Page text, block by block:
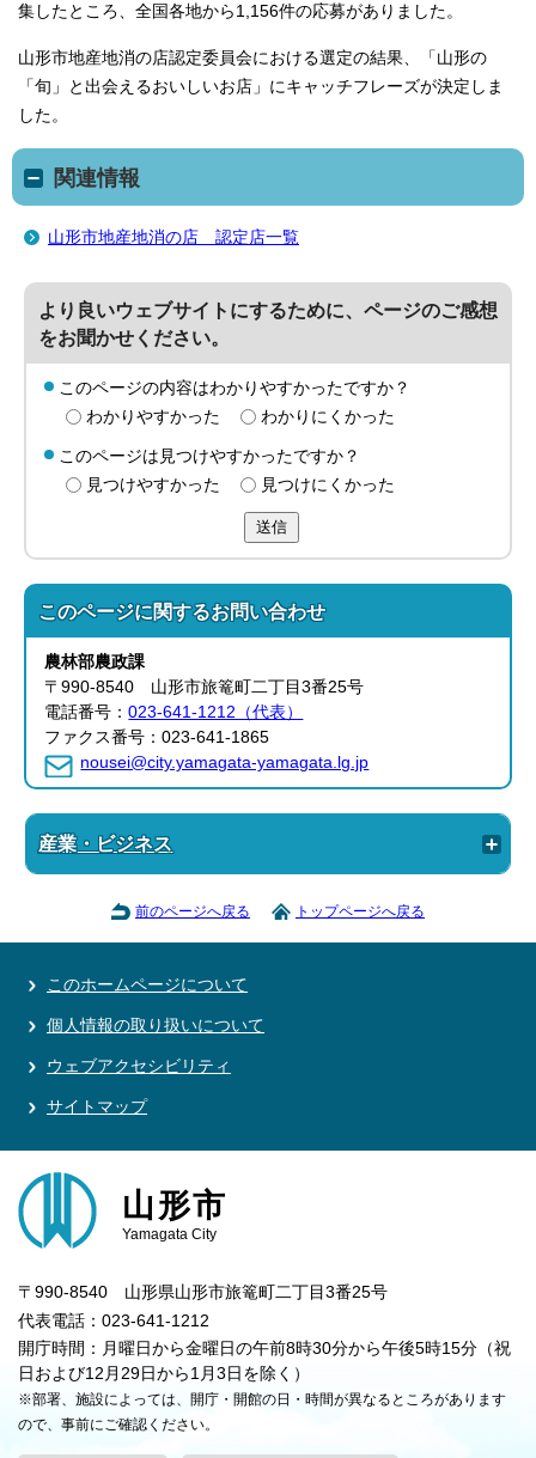
集したところ、全国各地から1,156件の応募がありました。
山形市地産地消の店認定委員会における選定の結果、「山形の
「旬」と出会えるおいしいお店」にキャッチフレーズが決定しま
した。
関連情報
山形市地産地消の店 認定店一覧
より良いウェブサイトにするために、ページのご感想
をお聞かせください。
このページの内容はわかりやすかったですか？
わかりやすかった
わかりにくかった
このページは見つけやすかったですか？
見つけやすかった
見つけにくかった
送信
このページに関するお問い合わせ
農林部農政課
〒990-8540 山形市旅篭町二丁目3番25号
電話番号：023-641-1212（代表）
ファクス番号：023-641-1865
nousei@city.yamagata-yamagata.lg.jp
産業・ビジネス
前のページへ戻る トップページへ戻る
このホームページについて
個人情報の取り扱いについて
ウェブアクセシビリティ
サイトマップ
山形市
Yamagata City
〒990-8540 山形県山形市旅篭町二丁目3番25号
代表電話：023-641-1212
開庁時間：月曜日から金曜日の午前8時30分から午後5時15分（祝
日および12月29日から1月3日を除く）
※部署、施設によっては、開庁・開館の日・時間が異なるところがあります
ので、事前にご確認ください。